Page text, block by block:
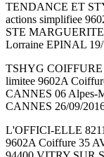
TENDANCE ET
actions simplifiee
STE MARGUERITE
Lorraine EPINAL
TSHYG COIFFURE
limitee 9602A
CANNES 06 Alpes-
CANNES 26/09/
L'OFFICI-ELLE
9602A Coiffure 35